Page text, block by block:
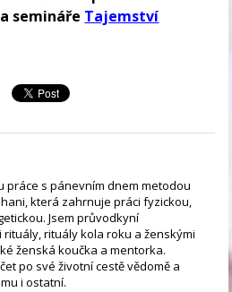
semináře Tajemství
práce s pánevním dnem metodou
která zahrnuje práci fyzickou,
Jsem průvodkyní
rituály kola roku a ženskými
ženská koučka a mentorka.
po své životní cestě vědomě a
i ostatní.